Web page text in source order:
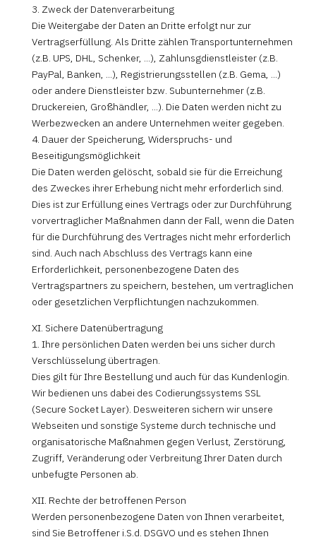
3. Zweck der Datenverarbeitung
Die Weitergabe der Daten an Dritte erfolgt nur zur
Vertragserfüllung. Als Dritte zählen Transportunternehmen
(z.B. UPS, DHL, Schenker, ...), Zahlunsgdienstleister (z.B.
PayPal, Banken, ...), Registrierungsstellen (z.B. Gema, ...)
oder andere Dienstleister bzw. Subunternehmer (z.B.
Druckereien, Großhändler, ...). Die Daten werden nicht zu
Werbezwecken an andere Unternehmen weiter gegeben.
4. Dauer der Speicherung, Widerspruchs- und
Beseitigungsmöglichkeit
Die Daten werden gelöscht, sobald sie für die Erreichung
des Zweckes ihrer Erhebung nicht mehr erforderlich sind.
Dies ist zur Erfüllung eines Vertrags oder zur Durchführung
vorvertraglicher Maßnahmen dann der Fall, wenn die Daten
für die Durchführung des Vertrages nicht mehr erforderlich
sind. Auch nach Abschluss des Vertrags kann eine
Erforderlichkeit, personenbezogene Daten des
Vertragspartners zu speichern, bestehen, um vertraglichen
oder gesetzlichen Verpflichtungen nachzukommen.
XI. Sichere Datenübertragung
1. Ihre persönlichen Daten werden bei uns sicher durch
Verschlüsselung übertragen.
Dies gilt für Ihre Bestellung und auch für das Kundenlogin.
Wir bedienen uns dabei des Codierungssystems SSL
(Secure Socket Layer). Desweiteren sichern wir unsere
Webseiten und sonstige Systeme durch technische und
organisatorische Maßnahmen gegen Verlust, Zerstörung,
Zugriff, Veränderung oder Verbreitung Ihrer Daten durch
unbefugte Personen ab.
XII. Rechte der betroffenen Person
Werden personenbezogene Daten von Ihnen verarbeitet,
sind Sie Betroffener i.S.d. DSGVO und es stehen Ihnen